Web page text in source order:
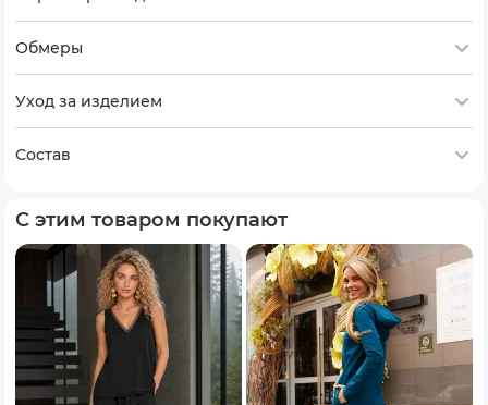
Обмеры
Уход за изделием
Состав
С этим товаром покупают